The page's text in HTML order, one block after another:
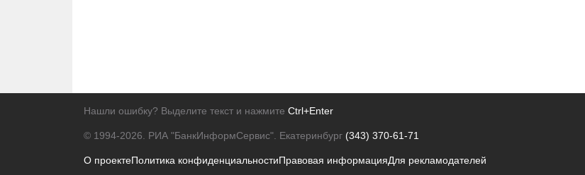
Нашли ошибку? Выделите текст и нажмите Ctrl+Enter
© 1994-2026. РИА "БанкИнформСервис". Екатеринбург (343) 370-61-71
О проектеПолитика конфиденциальностиПравовая информацияДля рекламодателей